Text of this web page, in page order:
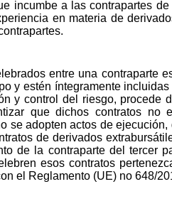
incumbe a las contrapartes
en materia de
entre una contraparte
y estén íntegramente
y control del riesgo, procede
que dichos contratos no
se adopten actos de
de derivados
de la contraparte del tercer
esos contratos
el Reglamento (UE) no 648/